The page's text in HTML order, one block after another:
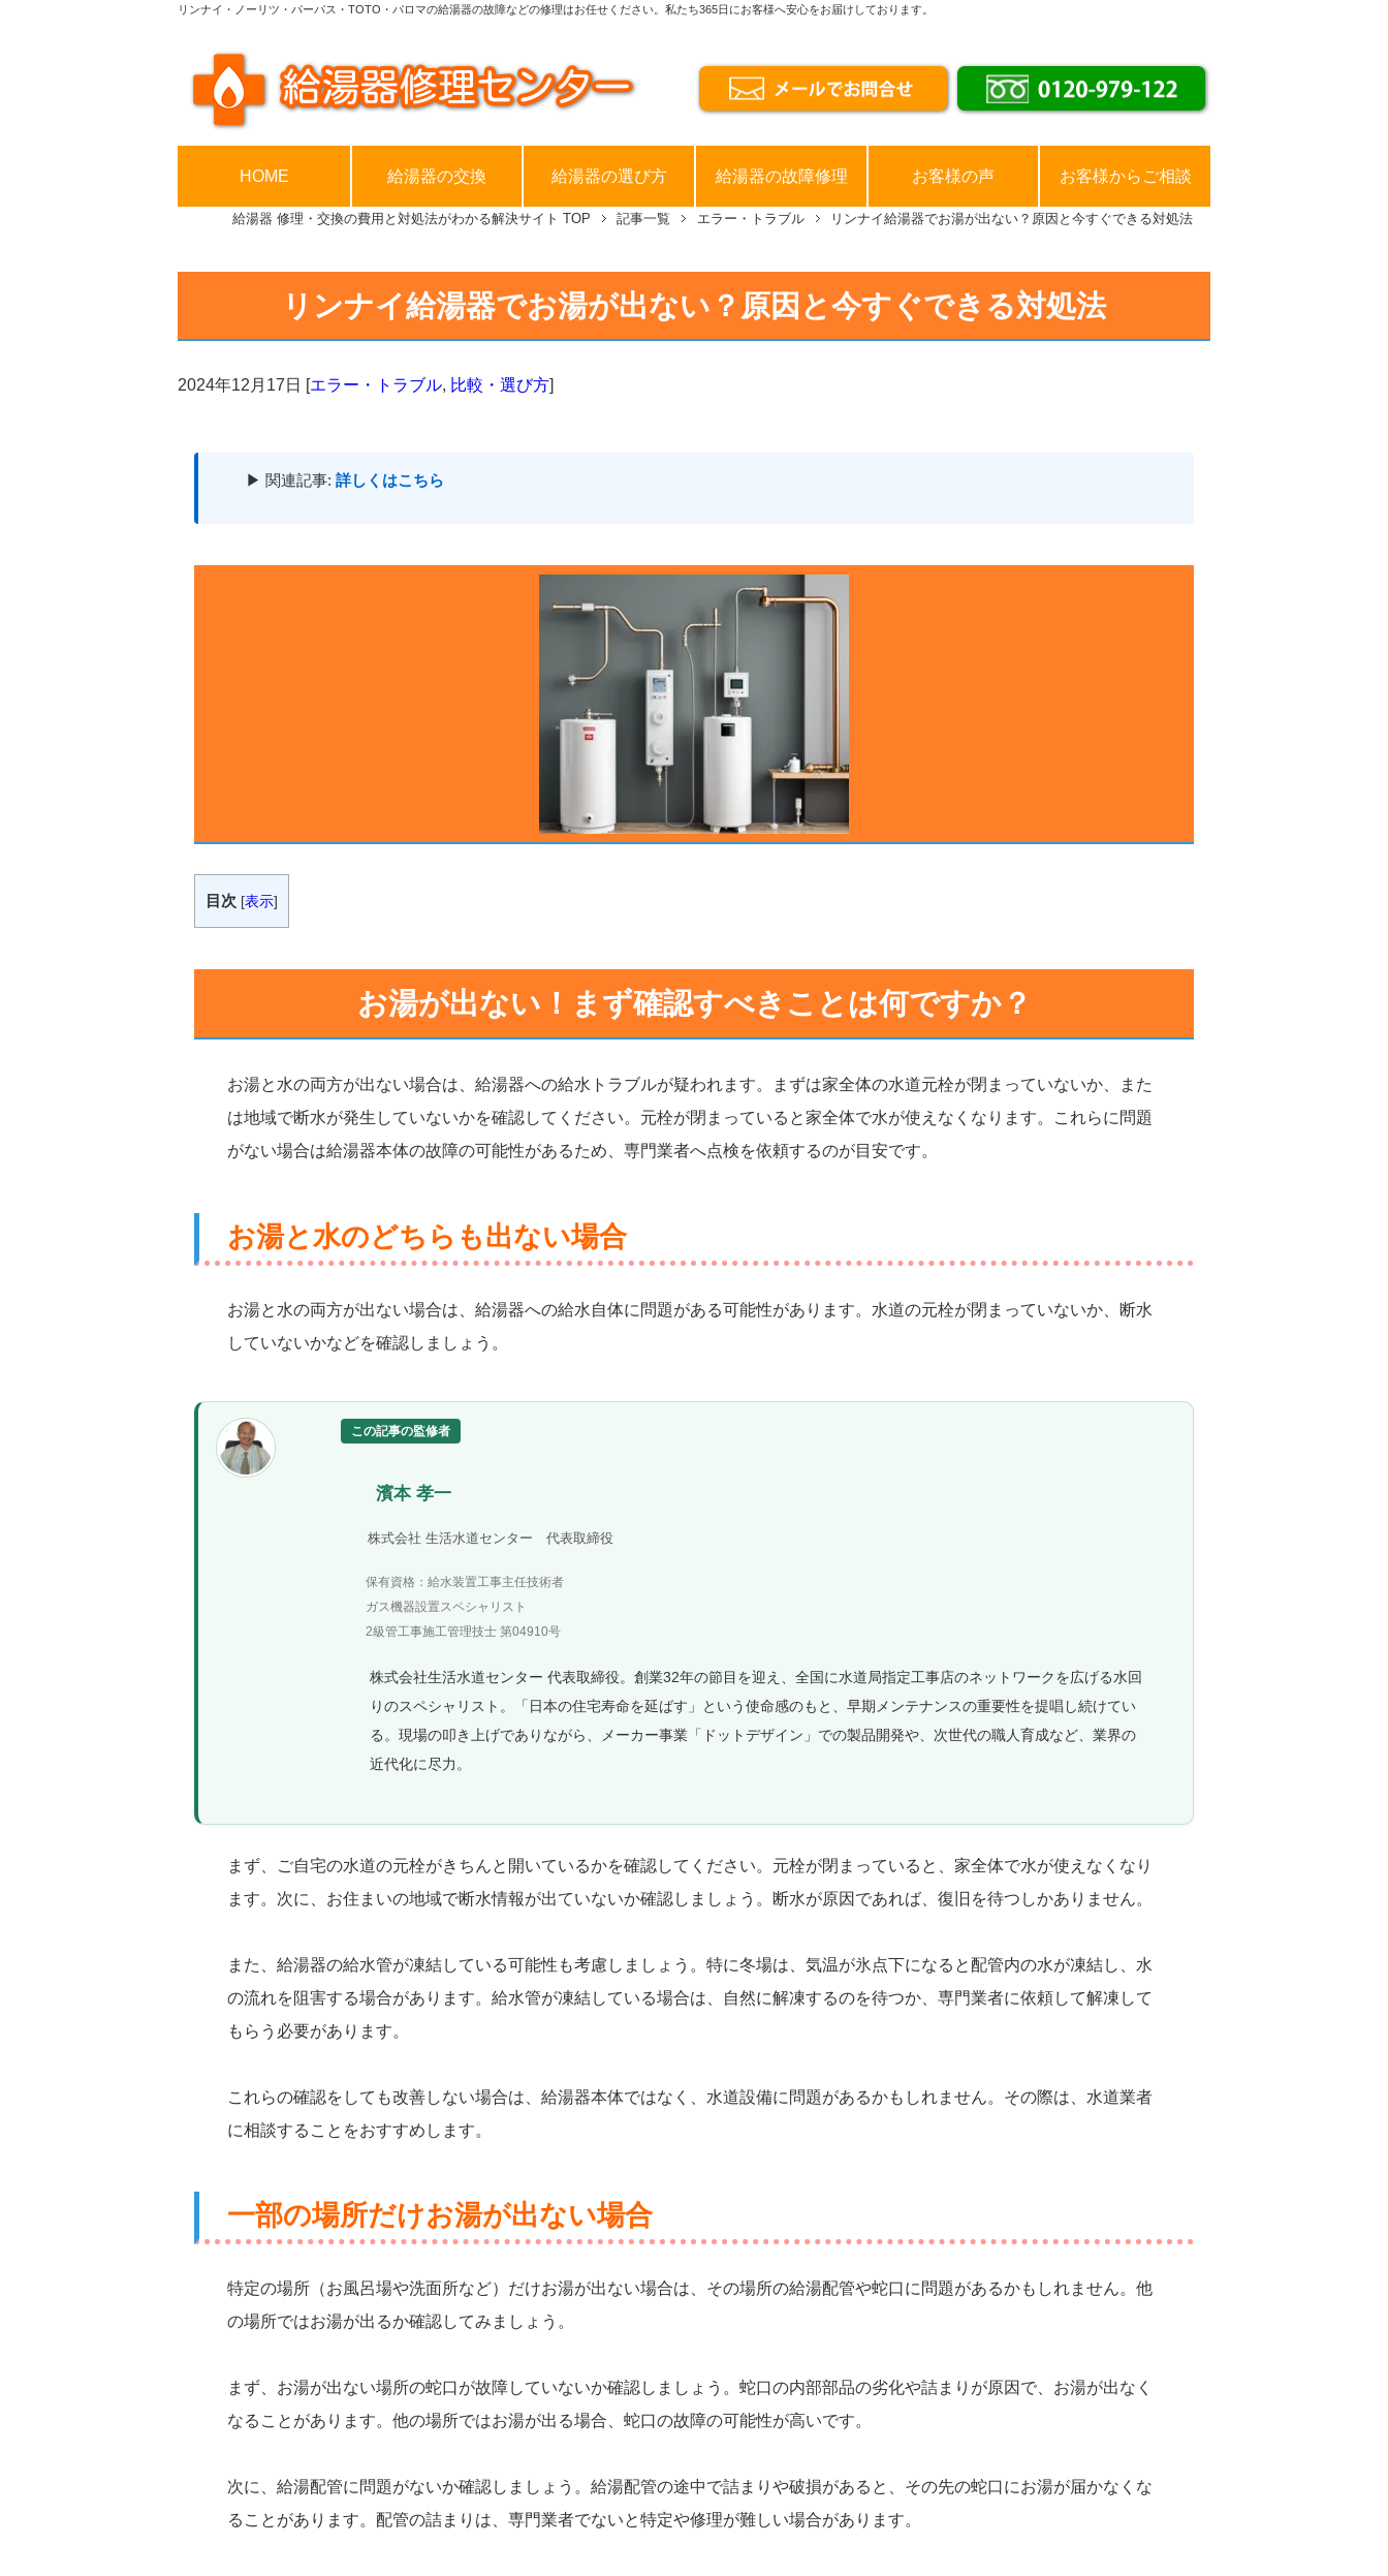
リンナイ・ノーリツ・パーパス・TOTO・パロマの給湯器の故障などの修理はお任せください。私たち365日にお客様へ安心をお届けしております。
HOME 給湯器の交換 給湯器の選び方 給湯器の故障修理 お客様の声 お客様からご相談
給湯器 修理・交換の費用と対処法がわかる解決サイト TOP 記事一覧 エラー・トラブル リンナイ給湯器でお湯が出ない？原因と今すぐできる対処法
リンナイ給湯器でお湯が出ない？原因と今すぐできる対処法
2024年12月17日 [エラー・トラブル, 比較・選び方]
▶ 関連記事: 詳しくはこちら
目次 [表示]
お湯が出ない！まず確認すべきことは何ですか？
お湯と水の両方が出ない場合は、給湯器への給水トラブルが疑われます。まずは家全体の水道元栓が閉まっていないか、また
は地域で断水が発生していないかを確認してください。元栓が閉まっていると家全体で水が使えなくなります。これらに問題
がない場合は給湯器本体の故障の可能性があるため、専門業者へ点検を依頼するのが目安です。
お湯と水のどちらも出ない場合
お湯と水の両方が出ない場合は、給湯器への給水自体に問題がある可能性があります。水道の元栓が閉まっていないか、断水
していないかなどを確認しましょう。
この記事の監修者
濱本 孝一
株式会社 生活水道センター 代表取締役
保有資格：給水装置工事主任技術者
ガス機器設置スペシャリスト
2級管工事施工管理技士 第04910号
株式会社生活水道センター 代表取締役。創業32年の節目を迎え、全国に水道局指定工事店のネットワークを広げる水回
りのスペシャリスト。「日本の住宅寿命を延ばす」という使命感のもと、早期メンテナンスの重要性を提唱し続けてい
る。現場の叩き上げでありながら、メーカー事業「ドットデザイン」での製品開発や、次世代の職人育成など、業界の
近代化に尽力。
まず、ご自宅の水道の元栓がきちんと開いているかを確認してください。元栓が閉まっていると、家全体で水が使えなくなり
ます。次に、お住まいの地域で断水情報が出ていないか確認しましょう。断水が原因であれば、復旧を待つしかありません。
また、給湯器の給水管が凍結している可能性も考慮しましょう。特に冬場は、気温が氷点下になると配管内の水が凍結し、水
の流れを阻害する場合があります。給水管が凍結している場合は、自然に解凍するのを待つか、専門業者に依頼して解凍して
もらう必要があります。
これらの確認をしても改善しない場合は、給湯器本体ではなく、水道設備に問題があるかもしれません。その際は、水道業者
に相談することをおすすめします。
一部の場所だけお湯が出ない場合
特定の場所（お風呂場や洗面所など）だけお湯が出ない場合は、その場所の給湯配管や蛇口に問題があるかもしれません。他
の場所ではお湯が出るか確認してみましょう。
まず、お湯が出ない場所の蛇口が故障していないか確認しましょう。蛇口の内部部品の劣化や詰まりが原因で、お湯が出なく
なることがあります。他の場所ではお湯が出る場合、蛇口の故障の可能性が高いです。
次に、給湯配管に問題がないか確認しましょう。給湯配管の途中で詰まりや破損があると、その先の蛇口にお湯が届かなくな
ることがあります。配管の詰まりは、専門業者でないと特定や修理が難しい場合があります。